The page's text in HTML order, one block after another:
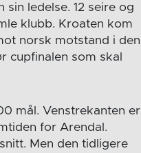
ledelse. 12 seire og
klubb. Kroaten kom
norsk motstand i den
cupfinalen som skal
mål. Venstrekanten er
for Arendal.
Men den tidligere